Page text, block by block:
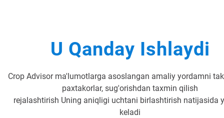
U Qanday Ishlaydi
Crop Advisor ma'lumotlarga asoslangan amaliy yordamni
paxtakorlar, sug'orishdan taxmin qilish
rejalashtirish Uning aniqligi uchtani birlashtirish natijasida
keladi